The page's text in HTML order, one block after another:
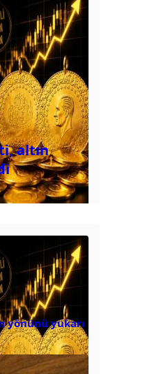
altın
yönünü yukarı